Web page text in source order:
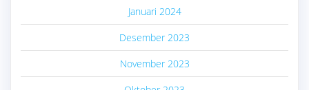
Januari 2024
Desember 2023
November 2023